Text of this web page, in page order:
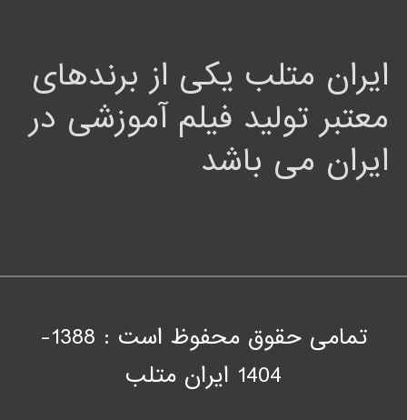
ایران متلب یکی از برندهای
معتبر تولید فیلم آموزشی در
ایران می باشد
تمامی حقوق محفوظ است : 1388-
1404 ايران متلب